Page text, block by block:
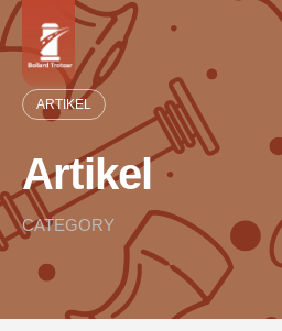
Skip
to
content
ARTIKEL
Artikel
CATEGORY